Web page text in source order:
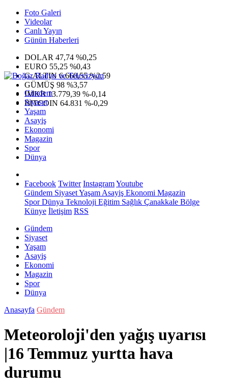
Foto Galeri
Videolar
Canlı Yayın
Günün Haberleri
DOLAR 47,74 %0,25
EURO 55,25 %0,43
G.ALTIN6.660,55 %2,59
GÜMÜŞ 98 %3,57
IMKB13.779,39 %-0,14
BITCOIN 64.831 %-0,29
Gündem
Siyaset
Yaşam
Asayiş
Ekonomi
Magazin
Spor
Dünya
Facebook Twitter InstagramYoutube
Gündem SiyasetYaşam Asayiş Ekonomi Magazin
SporDünya Teknoloji Eğitim Sağlık Çanakkale Bölge
Künye İletişim RSS
Gündem
Siyaset
Yaşam
Asayiş
Ekonomi
Magazin
Spor
Dünya
Anasayfa Gündem
Meteoroloji'den yağış uyarısı
|16 Temmuz yurtta hava
durumu